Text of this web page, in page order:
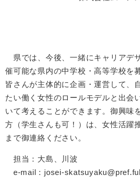
県では、今後、一緒にキャリアデ
催可能な県内の中学校・高等学校を
皆さんが主体的に企画・運営して、
たい働く女性のロールモデルと出会
いて考えることができます。御興味
方（学生さんも可！）は、女性活躍
まで御連絡ください。
担当：大島、川波
e-mail：josei-